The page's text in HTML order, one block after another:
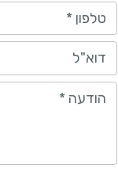
טלפון *
דוא"ל
הודעה *